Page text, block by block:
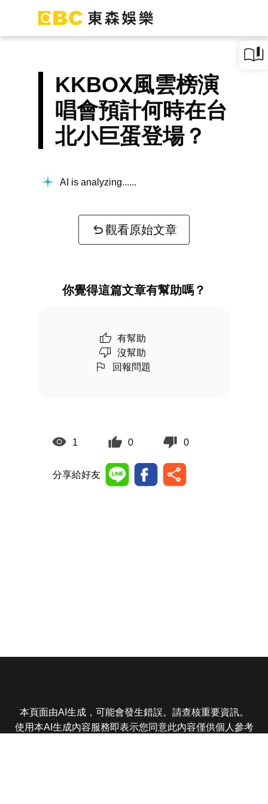
KKBOX風雲榜演
唱會預計何時在台
北小巨蛋登場？
AI is analyzing...
觀看原始文章
你覺得這篇文章有幫助嗎？
有幫助
沒幫助
回報問題
1 0 0
分享給好友
本頁面由AI生成，可能會發生錯誤。請查核重要資訊。
使用本AI生成內容服務即表示您同意此內容僅供個人參考